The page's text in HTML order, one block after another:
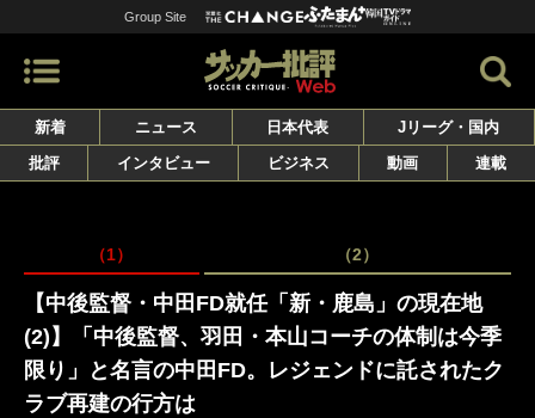
Group Site
新着 ニュース 日本代表
Jリーグ・国内
批評
インタビュー ビジネス 動画 連載
（1） （2）
【中後監督・中田FD就任「新・鹿島」の現在地
(2)】「中後監督、羽田・本山コーチの体制は今季
限り」と名言の中田FD。レジェンドに託されたク
ラブ再建の行方は